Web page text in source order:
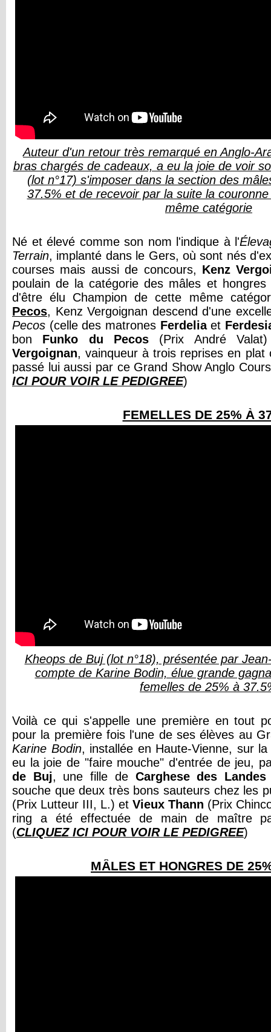
Auteur d'un retour très remarqué en Anglo-
bras chargés de cadeaux, a eu la joie de voir
(lot n°17) s'imposer dans la section des
37.5% et de recevoir par la suite la
même catégorie
Né et élevé comme son nom l'indique à l'
Terrain, implanté dans le Gers, où sont nés
courses mais aussi de concours, Kenz
poulain de la catégorie des mâles et
d'être élu Champion de cette même
Pecos, Kenz Vergoignan descend d'une
Pecos (celle des matrones Ferdeliaet
bon Funko du Pecos(Prix André
Vergoignan, vainqueur à trois reprises en
passé lui aussi par ce Grand Show Anglo
ICI POUR VOIR LE PEDIGREE)
FEMELLES DE 25% À
Kheops de Buj (lot n°18), présentée par
compte de Karine Bodin, élue grande
femelles de 25% à
Voilà ce qui s'appelle une première en tout
pour la première fois l'une de ses élèves au
Karine Bodin, installée en Haute-Vienne, sur
eu la joie de "faire mouche" d'entrée de jeu,
de Buj, une fille de Carghese des Landes
souche que deux très bons sauteurs chez les
(Prix Lutteur III, L.) et Vieux Thann (Prix
ring a été effectuée de main de maître
(CLIQUEZ ICI POUR VOIR LE PEDIGREE)
MÂLES ET HONGRES DE